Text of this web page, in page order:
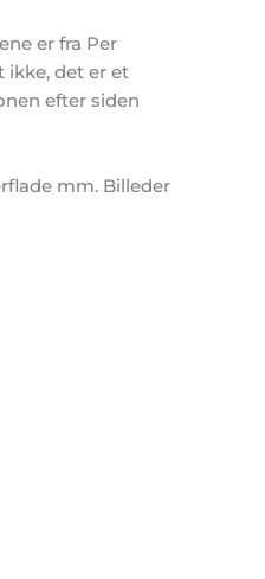
er fra Per
ikke, det er et
efter siden
mm. Billeder